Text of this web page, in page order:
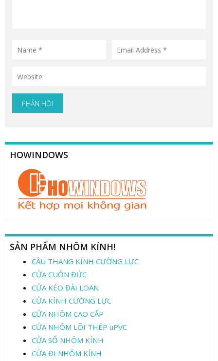
HOWINDOWS
SẢN PHẨM NHÔM KÍNH!
CẦU THANG KÍNH CƯỜNG LỰC
CỬA CUỐN ĐỨC
CỬA KÉO ĐÀI LOAN
CỬA KÍNH CƯỜNG LỰC
CỬA NHÔM CAO CẤP
CỬA NHÔM LÕI THÉP uPVC
CỬA SỔ NHÔM KÍNH
CỬA ĐI NHÔM KÍNH